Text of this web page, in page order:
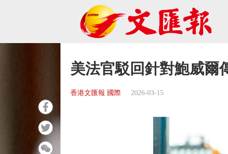
美法官駁回針對鮑威爾
香港文匯報 國際 2026-03-15